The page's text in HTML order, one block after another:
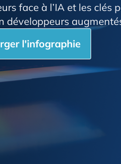
face à l’IA et les clés
développeurs
l'infographie